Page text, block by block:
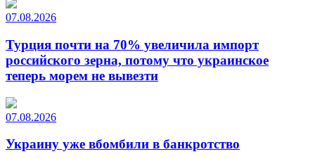
07.08.2026
Турция почти на 70% увеличила импорт
российского зерна, потому что украинское
теперь морем не вывезти
07.08.2026
Украину уже вбомбили в банкротство